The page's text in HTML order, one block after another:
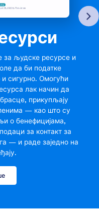
за људске ресурсе и
да би податке
сигурно. Омогући
лак начин да
прикупљају
— као што су
о бенефицијама,
за контакт за
— и раде заједно на